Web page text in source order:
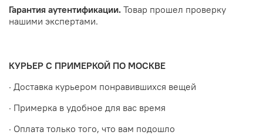
Гарантия аутентификации. Товар прошел проверку
нашими экспертами.
КУРЬЕР С ПРИМЕРКОЙ ПО МОСКВЕ
· Доставка курьером понравившихся вещей
· Примерка в удобное для вас время
· Оплата только того, что вам подошло